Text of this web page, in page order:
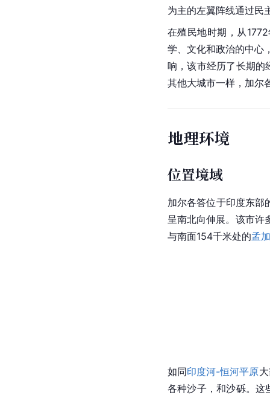
为主的左翼阵线通过民
在殖民地时期，从
学、文化和政治的中心
响，该市经历了长期
其他大城市一样，加尔
地理环境
位置境域
加尔各答位于印度东部
呈南北向伸展。该市许
与南面154千米处的孟
如同印度河-恒河平原
各种沙子，和沙砾。